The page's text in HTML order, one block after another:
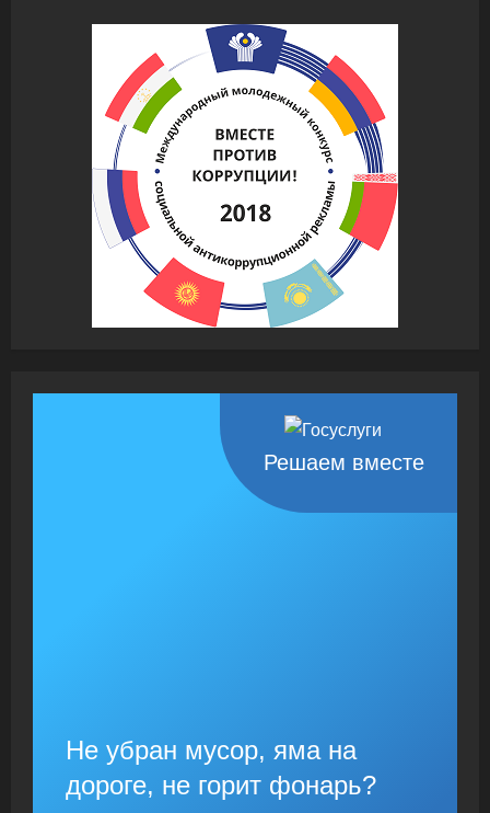
Решаем вместе
Не убран мусор, яма на
дороге, не горит фонарь?